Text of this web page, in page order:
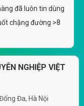
đã luôn tin dùng
chặng đường >8
NGHIỆP VIỆT
Đa, Hà Nội